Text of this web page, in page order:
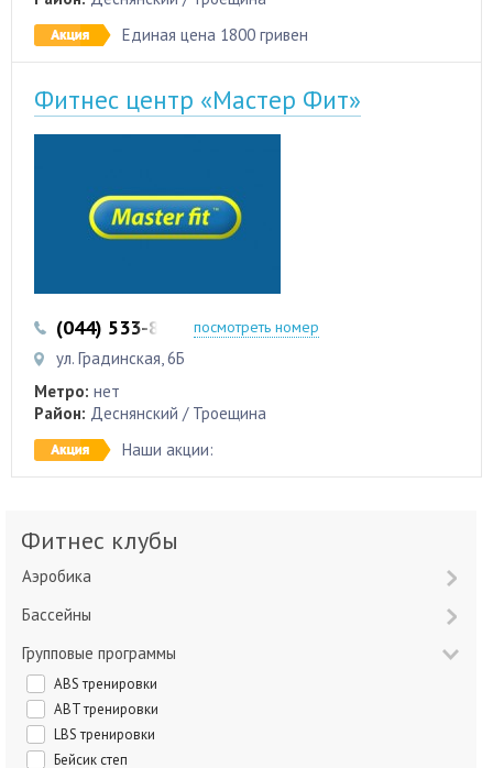
Единая цена 1800 гривен
Фитнес центр «Мастер Фит»
(044) 533-87-87 (044) 353-12-00
посмотреть номер
ул. Градинская, 6Б
Метро: нет
Район: Деснянский / Троещина
Наши акции:
Фитнес клубы
Аэробика
Бассейны
Групповые программы
ABS тренировки
ABT тренировки
LBS тренировки
Бейсик степ